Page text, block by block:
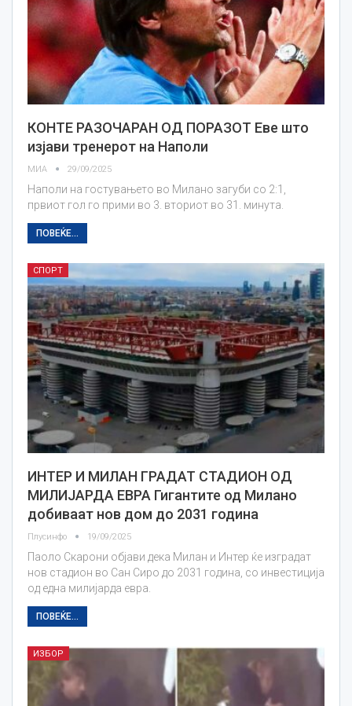
КОНТЕ РАЗОЧАРАН ОД ПОРАЗОТ Еве што
изјави тренерот на Наполи
МИА 29/09/2025
Наполи на гостувањето во Милано загуби со 2:1,
првиот гол го прими во 3. вториот во 31. минута.
ПОВЕЌЕ...
СПОРТ
ИНТЕР И МИЛАН ГРАДАТ СТАДИОН ОД
МИЛИЈАРДА ЕВРА Гигантите од Милано
добиваат нов дом до 2031 година
Плусинфо 19/09/2025
Паоло Скарони објави дека Милан и Интер ќе изградат
нов стадион во Сан Сиро до 2031 година, со инвестиција
од една милијарда евра.
ПОВЕЌЕ...
ИЗБОР